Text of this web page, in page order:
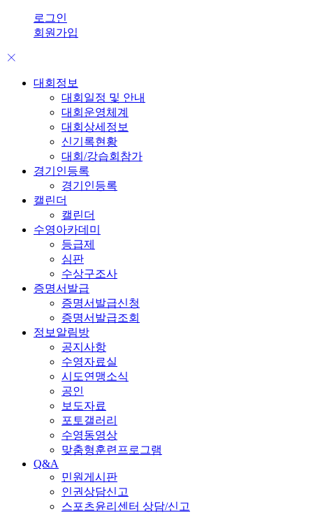
로그인
회원가입
대회정보
대회일정 및 안내
대회운영체계
대회상세정보
신기록현황
대회/강습회참가
경기인등록
경기인등록
캘린더
캘린더
수영아카데미
등급제
심판
수상구조사
증명서발급
증명서발급신청
증명서발급조회
정보알림방
공지사항
수영자료실
시도연맹소식
공인
보도자료
포토갤러리
수영동영상
맞춤형훈련프로그램
Q&A
민원게시판
인권상담신고
스포츠윤리센터 상담/신고